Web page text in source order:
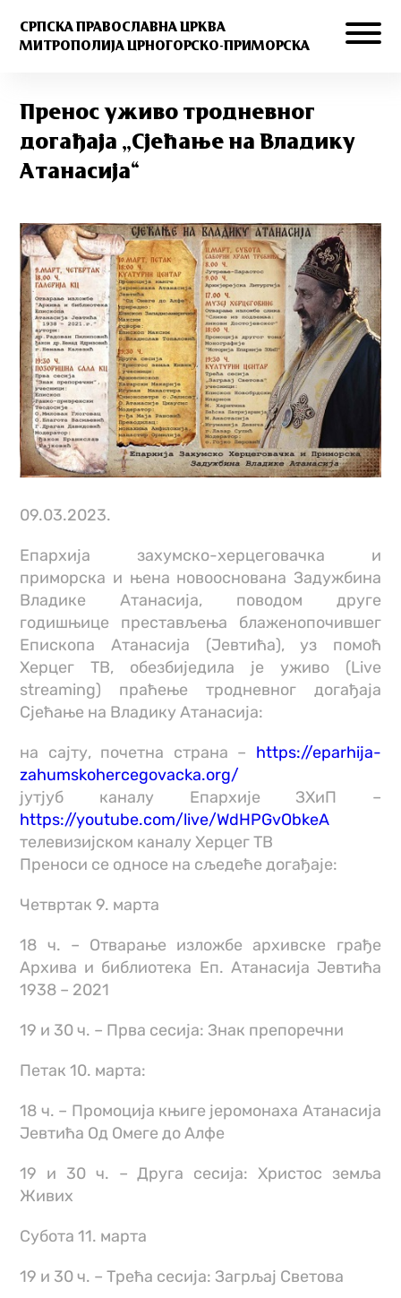
СРПСКА ПРАВОСЛАВНА ЦРКВА
МИТРОПОЛИЈА ЦРНОГОРСКО-ПРИМОРСКА
Пренос уживо тродневног
догађаја „Сјећање на Владику
Атанасија“
09.03.2023.
Епархија захумско-херцеговачка и
приморска и њена новооснована Задужбина
Владике Атанасија, поводом друге
годишњице престављења блаженопочившег
Епископа Атанасија (Јевтића), уз помоћ
Херцег ТВ, обезбиједила је уживо (Live
streaming) праћење тродневног догађаја
Сјећање на Владику Атанасија:
на сајту, почетнa странa – https://eparhija-
zahumskohercegovacka.org/
јутјуб каналу Епархије ЗХиП –
https://youtube.com/live/WdHPGvObkeA
телевизијском каналу Херцег ТВ
Преноси се односе на сљедеће догађаје:
Четвртак 9. марта
18 ч. – Отварање изложбе архивске грађе
Архива и библиотека Еп. Атанасија Јевтића
1938 – 2021
19 и 30 ч. – Прва сесија: Знак препоречни
Петак 10. марта:
18 ч. – Промоција књиге јеромонаха Атанасија
Јевтића Од Омеге до Алфе
19 и 30 ч. – Друга сесија: Христос земља
Живих
Субота 11. марта
19 и 30 ч. – Трећа сесија: Загрљај Светова